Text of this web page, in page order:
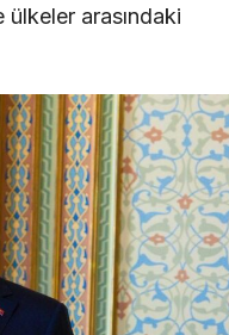
arasındaki